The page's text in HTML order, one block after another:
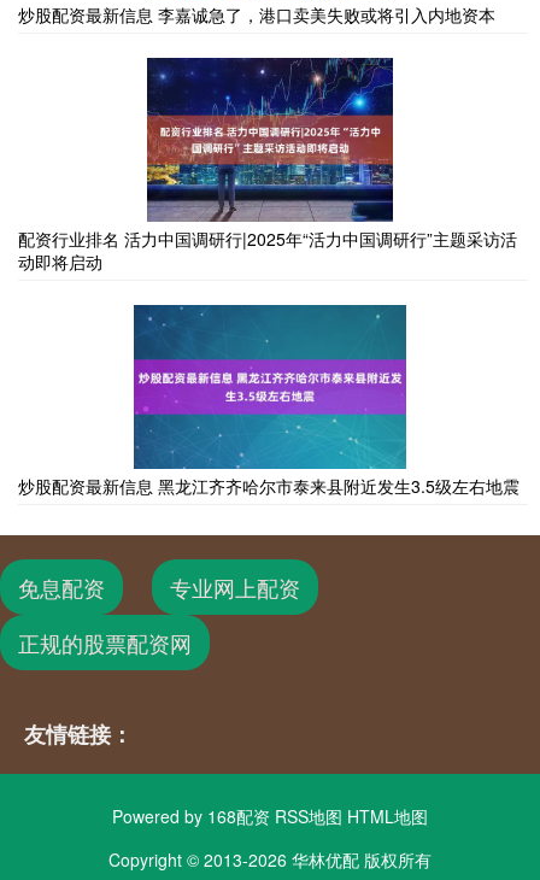
炒股配资最新信息 李嘉诚急了，港口卖美失败或将引入内地资本
配资行业排名 活力中国调研行|2025年“活力中国调研行”主题采访活
动即将启动
炒股配资最新信息 黑龙江齐齐哈尔市泰来县附近发生3.5级左右地震
免息配资
专业网上配资
正规的股票配资网
友情链接：
Powered by 168配资 RSS地图 HTML地图
Copyright © 2013-2026 华林优配 版权所有